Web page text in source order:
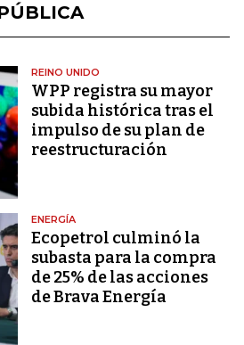
REINO UNIDO
WPP registra su mayor
subida histórica tras el
impulso de su plan de
reestructuración
ENERGÍA
Ecopetrol culminó la
subasta para la compra
de 25% de las acciones
de Brava Energía